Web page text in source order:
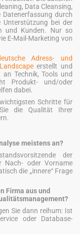
Data Cleansing,
Datenerfassung durch
Unterstützung bei der
und Kunden. Nur so
E-Mail-Marketing von
Adress- und
erstellt und
Technik, Tools und
Produkt- und/oder
dabei.
Schritte für
die Qualität Ihrer
meistens an?
der
Nach- oder Vorname
die „innere“ Frage
Firma aus und
Sie dann reihum: Ist
oder Database-